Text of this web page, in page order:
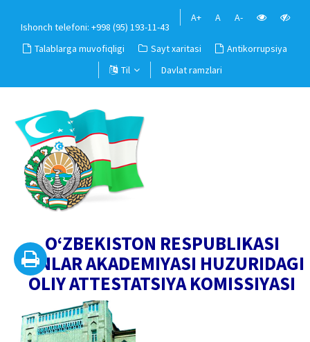
Ishonch telefoni: +998 (95) 193-11-43
A+ A A-
Talablarga muvofiqligi Sayt xaritasi
Antikorrupsiya
Til
Davlat ramzlari
O‘ZBEKISTON RESPUBLIKASI
FANLAR AKADEMIYASI HUZURIDAGI
OLIY ATTESTATSIYA KOMISSIYASI